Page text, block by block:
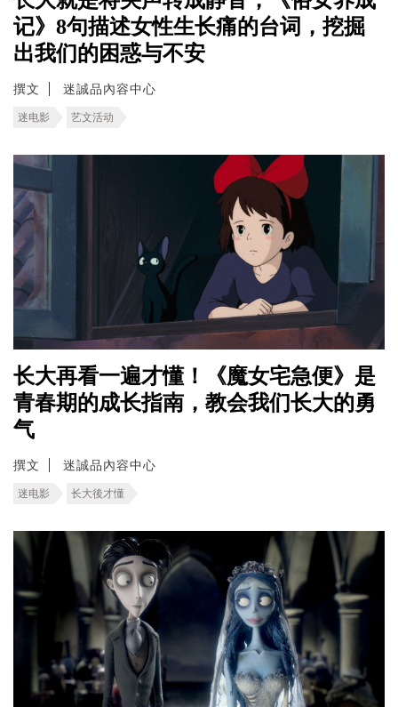
记》8句描述女性生长痛的台词，挖掘
出我们的困惑与不安
撰文 迷誠品內容中心
迷电影 艺文活动
长大再看一遍才懂！《魔女宅急便》是
青春期的成长指南，教会我们长大的勇
气
撰文 迷誠品內容中心
迷电影 长大後才懂